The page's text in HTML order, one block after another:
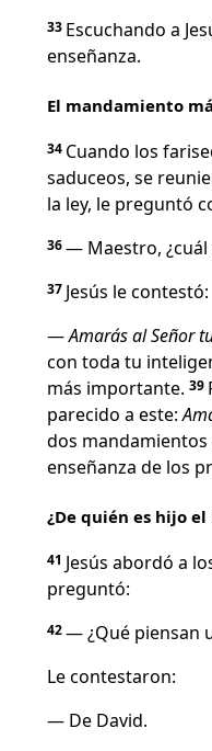
33 Escuchando a
enseñanza.
El mandamiento
34 Cuando los
saduceos, se
la ley, le preguntó
36— Maestro, ¿cuál
37 Jesús le contestó:
—Amarás al Señor
con toda tu
más importante. 39
parecido a este:
dos mandamientos
enseñanza de los
¿De quién es hijo el
41 Jesús abordó a
preguntó:
42— ¿Qué piensan
Le contestaron:
— De David.